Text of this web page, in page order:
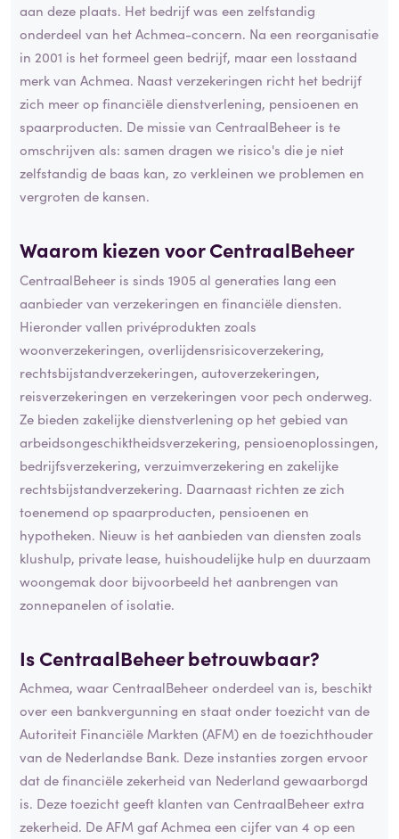
aan deze plaats. Het bedrijf was een zelfstandig
onderdeel van het Achmea-concern. Na een reorganisatie
in 2001 is het formeel geen bedrijf, maar een losstaand
merk van Achmea. Naast verzekeringen richt het bedrijf
zich meer op financiële dienstverlening, pensioenen en
spaarproducten. De missie van CentraalBeheer is te
omschrijven als: samen dragen we risico's die je niet
zelfstandig de baas kan, zo verkleinen we problemen en
vergroten de kansen.
Waarom kiezen voor CentraalBeheer
CentraalBeheer is sinds 1905 al generaties lang een
aanbieder van verzekeringen en financiële diensten.
Hieronder vallen privéprodukten zoals
woonverzekeringen, overlijdensrisicoverzekering,
rechtsbijstandverzekeringen, autoverzekeringen,
reisverzekeringen en verzekeringen voor pech onderweg.
Ze bieden zakelijke dienstverlening op het gebied van
arbeidsongeschiktheidsverzekering, pensioenoplossingen,
bedrijfsverzekering, verzuimverzekering en zakelijke
rechtsbijstandverzekering. Daarnaast richten ze zich
toenemend op spaarproducten, pensioenen en
hypotheken. Nieuw is het aanbieden van diensten zoals
klushulp, private lease, huishoudelijke hulp en duurzaam
woongemak door bijvoorbeeld het aanbrengen van
zonnepanelen of isolatie.
Is CentraalBeheer betrouwbaar?
Achmea, waar CentraalBeheer onderdeel van is, beschikt
over een bankvergunning en staat onder toezicht van de
Autoriteit Financiële Markten (AFM) en de toezichthouder
van de Nederlandse Bank. Deze instanties zorgen ervoor
dat de financiële zekerheid van Nederland gewaarborgd
is. Deze toezicht geeft klanten van CentraalBeheer extra
zekerheid. De AFM gaf Achmea een cijfer van 4 op een